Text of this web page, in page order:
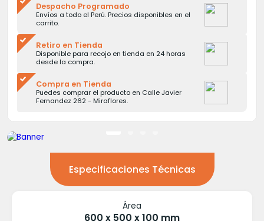
Despacho Programado
Envíos a todo el Perú. Precios disponibles en el
carrito.
Retiro en Tienda
Disponible para recojo en tienda en 24 horas
desde la compra.
Compra en Tienda
Puedes comprar el producto en Calle Javier
Fernandez 262 - Miraflores.
Especificaciones Técnicas
Área
600 x 500 x 100 mm